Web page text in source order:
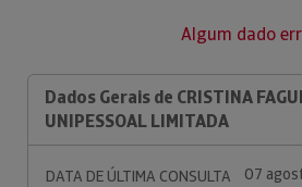
Algum dado
Dados Gerais de CRISTINA
UNIPESSOAL LIMITADA
DATA DE ÚLTIMA CONSULTA
07